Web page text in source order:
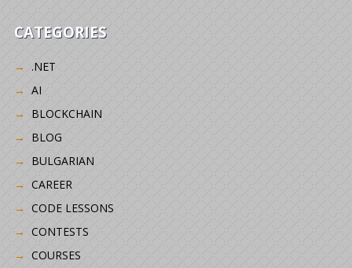
CATEGORIES
.NET
AI
BLOCKCHAIN
BLOG
BULGARIAN
CAREER
CODE LESSONS
CONTESTS
COURSES